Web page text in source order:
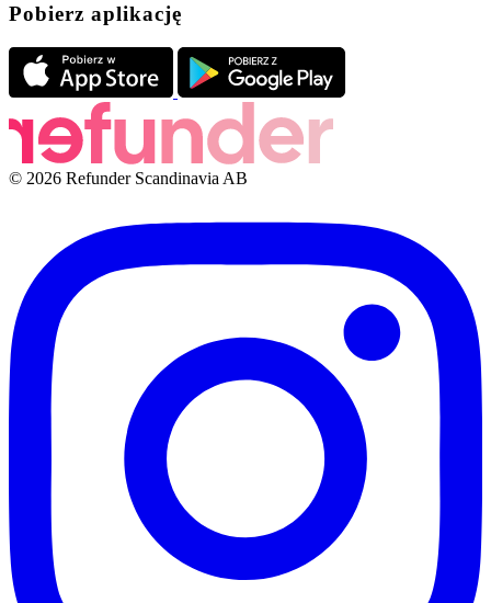
Pobierz aplikację
© 2026 Refunder Scandinavia AB